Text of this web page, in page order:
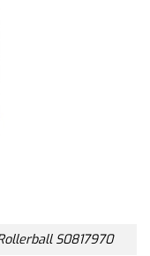
S0817970